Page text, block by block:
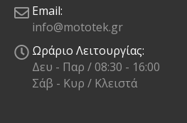
Email:
info@mototek.gr
Ωράριο Λειτουργίας:
Δευ - Παρ / 08:30 - 16:00
Σάβ - Κυρ / Κλειστά